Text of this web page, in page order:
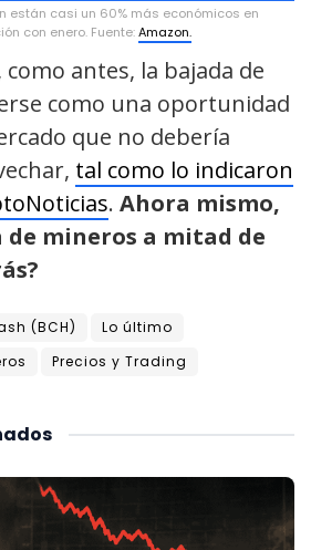
están casi un 60% más económicos en
con enero. Fuente:Amazon.
antes, la bajada de
como una oportunidad
que no debería
tal como lo indicaron
. Ahora mismo,
mineros a mitad de
(BCH)
Lo último
Precios y Trading